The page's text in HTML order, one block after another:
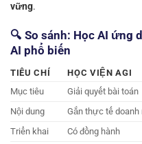
vững.
🔍 So sánh: Học AI ứng
AI phổ biến
TIÊU CHÍ HỌC VIỆN AGI
Mục tiêu
Giải quyết bài toán
Nội dung
Gắn thực tế doanh
Triển khai
Có đồng hành